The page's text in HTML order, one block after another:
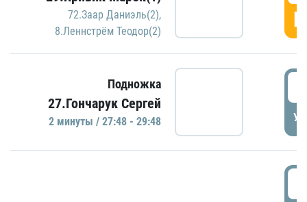
72.Заар Даниэль(2),
8.Леннстрём Теодор(2)
Подножка
27.Гончарук Сергей
2 минуты / 27:48 - 29:48